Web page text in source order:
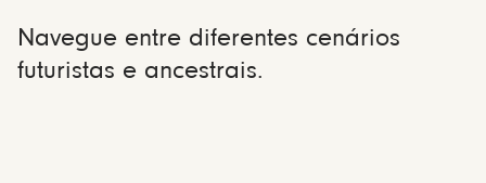
Navegue entre diferentes cenários
futuristas e ancestrais.